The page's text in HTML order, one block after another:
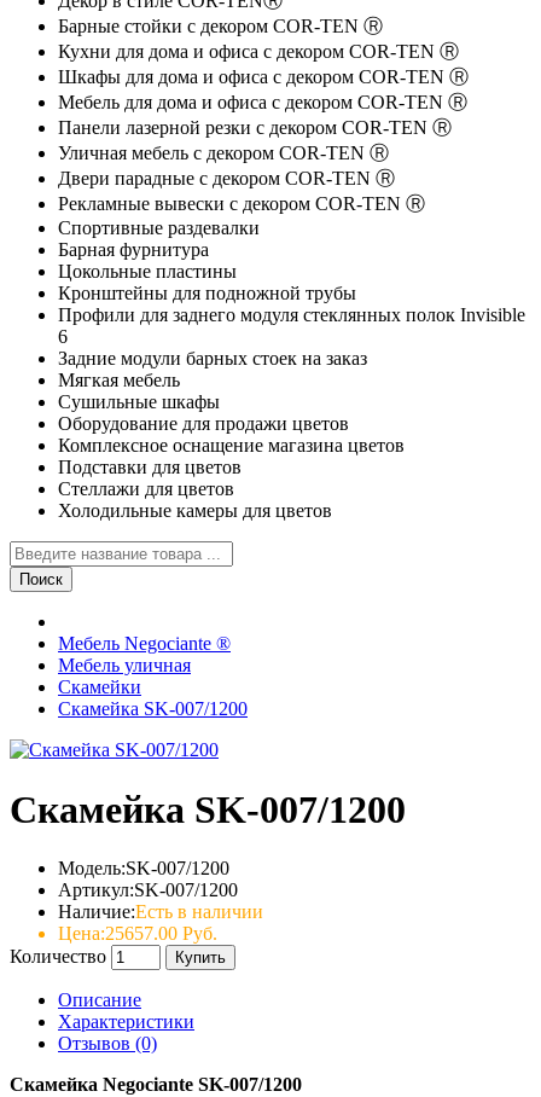
Барные стойки с декором COR-TEN Ⓡ
Кухни для дома и офиса с декором COR-TEN Ⓡ
Шкафы для дома и офиса с декором COR-TEN Ⓡ
Мебель для дома и офиса с декором COR-TEN Ⓡ
Панели лазерной резки с декором COR-TEN Ⓡ
Уличная мебель с декором COR-TEN Ⓡ
Двери парадные с декором COR-TEN Ⓡ
Рекламные вывески с декором COR-TEN Ⓡ
Спортивные раздевалки
Барная фурнитура
Цокольные пластины
Кронштейны для подножной трубы
Профили для заднего модуля стеклянных полок Invisible
6
Задние модули барных стоек на заказ
Мягкая мебель
Сушильные шкафы
Оборудование для продажи цветов
Комплексное оснащение магазина цветов
Подставки для цветов
Стеллажи для цветов
Холодильные камеры для цветов
Поиск
Мебель Negociante ®
Мебель уличная
Скамейки
Скамейка SK-007/1200
Скамейка SK-007/1200
Модель:SK-007/1200
Артикул:SK-007/1200
Наличие:Есть в наличии
Цена:25657.00 Руб.
Количество
Купить
Описание
Характеристики
Отзывов (0)
Скамейка Negociante SK-007/1200